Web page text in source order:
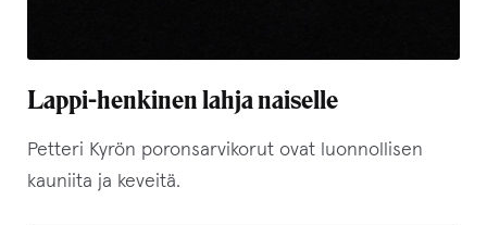
Lappi-henkinen lahja naiselle
Petteri Kyrön poronsarvikorut ovat luonnollisen
kauniita ja keveitä.